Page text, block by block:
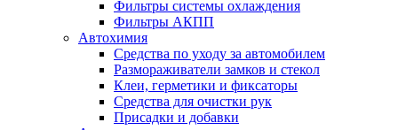
Фильтры системы охлаждения
Фильтры АКПП
Автохимия
Средства по уходу за автомобилем
Размораживатели замков и стекол
Клеи, герметики и фиксаторы
Средства для очистки рук
Присадки и добавки